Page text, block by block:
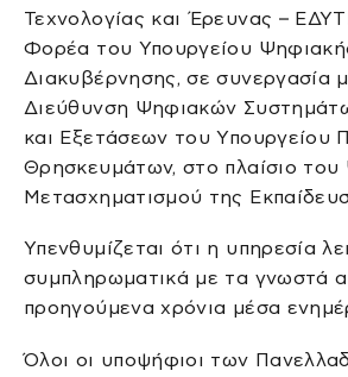
Τεχνολογίας και Έρευνας –
Φορέα του Υπουργείου
Διακυβέρνησης, σε συνεργασία
Διεύθυνση Ψηφιακών
και Εξετάσεων του Υπουργείου
Θρησκευμάτων, στο πλαίσιο του
Μετασχηματισμού της
Υπενθυμίζεται ότι η υπηρεσία
συμπληρωματικά με τα γνωστά
προηγούμενα χρόνια μέσα
Όλοι οι υποψήφιοι των